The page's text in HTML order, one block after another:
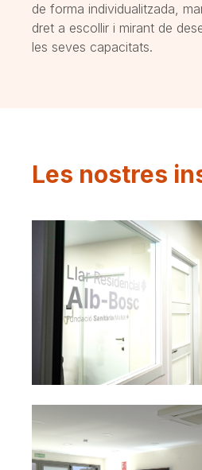
de forma individualitzada,
dret a escollir i mirant de
les seves capacitats.
Les nostres